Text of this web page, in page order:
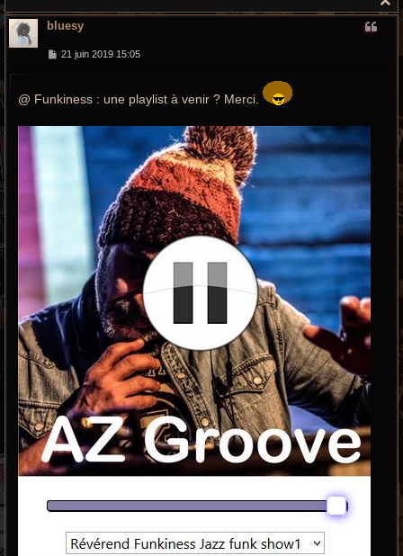
a
bluesy
M
a
21 juin 2019 15:05
@ Funkiness : une playlist à venir ? Merci.